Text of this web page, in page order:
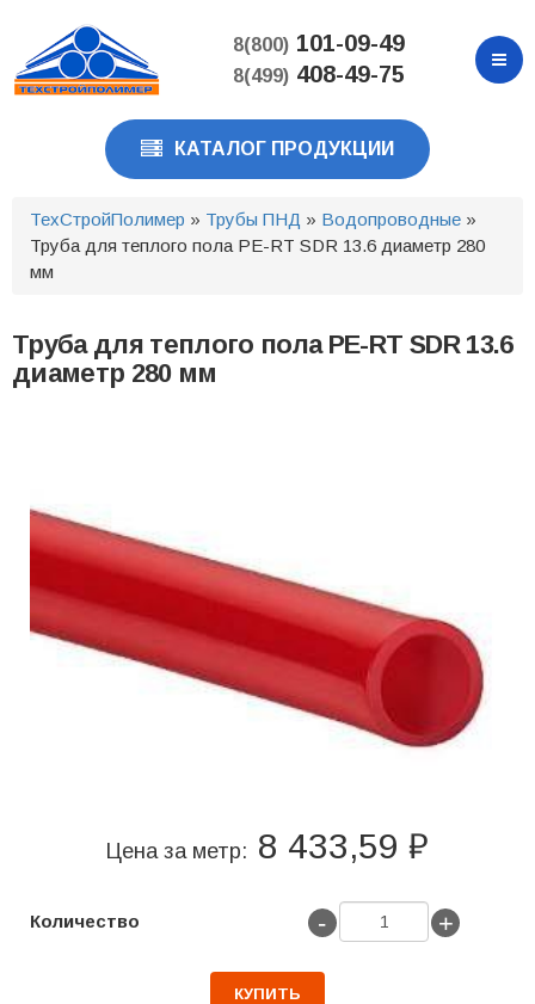
основному
содержанию
8(800)101-09-49
8(499)408-49-75
КАТАЛОГ ПРОДУКЦИИ
ТехСтройПолимер » Трубы ПНД » Водопроводные »
Труба для теплого пола PE-RT SDR 13.6 диаметр 280
мм
Труба для теплого пола PE-RT SDR 13.6
диаметр 280 мм
Цена за метр: 8 433,59 ₽
Количество - +
КУПИТЬ